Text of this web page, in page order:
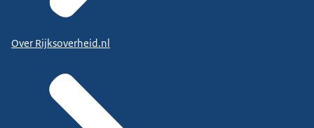
Over Rijksoverheid.nl